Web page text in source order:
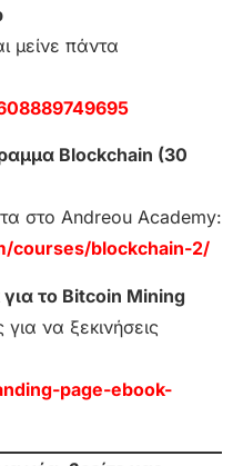
μείνε πάντα
Blockchain (30
στο Andreou Academy:
courses/blockchain-2/
το Bitcoin Mining
να ξεκινήσεις
page-ebook-